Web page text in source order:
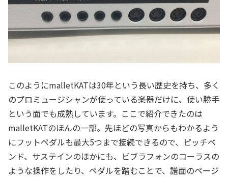
このようにmalletKATは30年という長い歴史を持ち、多く
のプロミュージシャンが使っている楽器だけに、使い勝手
という面でも成熟しています。ここで紹介できたのは
malletKATのほんの一部。先ほどの写真からもわかるよう
にフットペダルも最大5つまで接続できるので、ピッチベ
ンド、サステインのほかにも、ビブラフォンのコーラスの
ような操作をしたり、ペダルを踏むことで、譜面のページ